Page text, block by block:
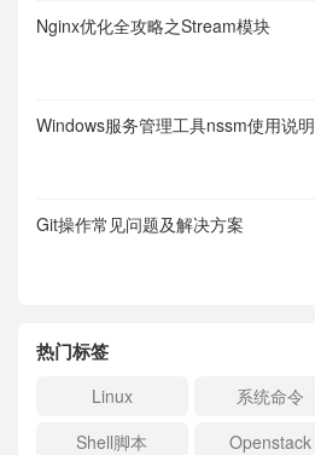
Nginx优化全攻略之Stream模块
Windows服务管理工具nssm使用说明
Git操作常见问题及解决方案
热门标签
Linux 系统命令
Shell脚本
Openstack